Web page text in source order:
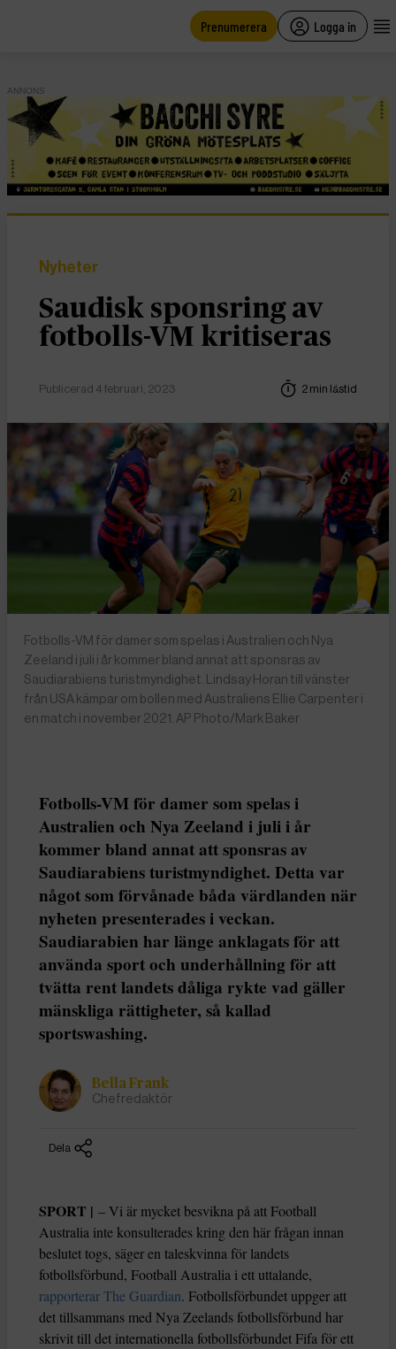
Prenumerera Logga in
ANNONS
Nyheter
Saudisk sponsring av
fotbolls-VM kritiseras
Publicerad 4 februari, 2023 2 min lästid
Fotbolls-VM för damer som spelas i Australien och Nya
Zeeland i juli i år kommer bland annat att sponsras av
Saudiarabiens turistmyndighet. Lindsay Horan till vänster
från USA kämpar om bollen med Australiens Ellie Carpenter i
en match i november 2021. AP Photo/Mark Baker
Fotbolls-VM för damer som spelas i
Australien och Nya Zeeland i juli i år
kommer bland annat att sponsras av
Saudiarabiens turistmyndighet. Detta var
något som förvånade båda värdlanden när
nyheten presenterades i veckan.
Saudiarabien har länge anklagats för att
använda sport och underhållning för att
tvätta rent landets dåliga rykte vad gäller
mänskliga rättigheter, så kallad
sportswashing.
Bella Frank
Chefredaktör
Dela
SPORT | – Vi är mycket besvikna på att Football
Australia inte konsulterades kring den här frågan innan
beslutet togs, säger en taleskvinna för landets
fotbollsförbund, Football Australia i ett uttalande,
rapporterar The Guardian. Fotbollsförbundet uppger att
det tillsammans med Nya Zeelands fotbollsförbund har
skrivit till det internationella fotbollsförbundet Fifa för ett